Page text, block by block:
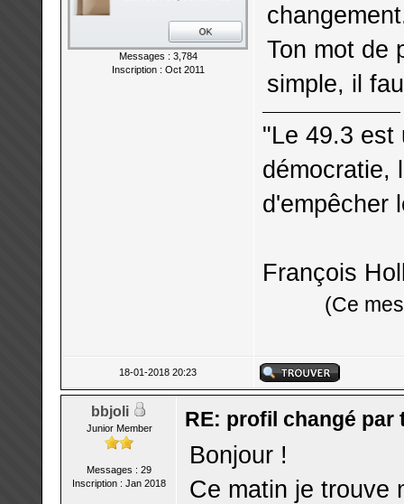
Messages : 3,784
Inscription : Oct 2011
Ton mot de
simple, il
"Le 49.3 est
démocratie,
d'empêcher
François
(Ce
18-01-2018 20:23
bbjoli
Junior Member
Messages : 29
Inscription : Jan 2018
RE: profil changé par
Bonjour !
Ce matin je trouve